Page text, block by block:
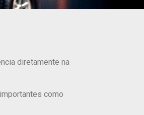
diretamente na
como